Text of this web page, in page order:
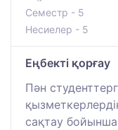
Семестр - 5
Несиелер - 5
Еңбекті қорғау
Пән
сақтау бойынша